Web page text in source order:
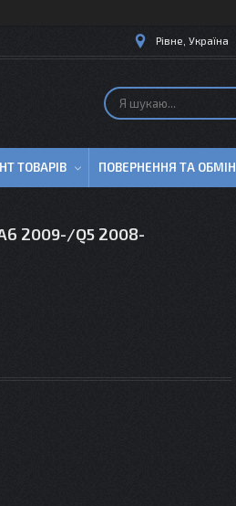
Рівне, Україна
ТОВАРІВ ПОВЕРНЕННЯ ТА ОБМІН
2009-/Q5 2008-